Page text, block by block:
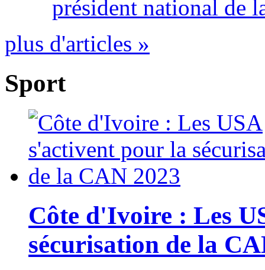
président national de
plus d'articles »
Sport
Côte d'Ivoire : Les
sécurisation de la